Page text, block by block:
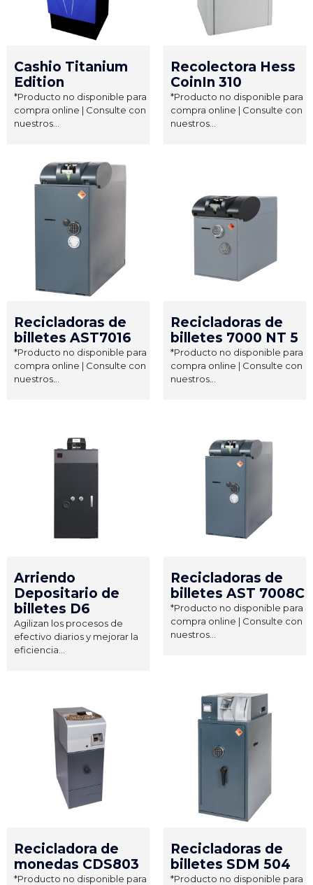
Cashio Titanium
Edition
*Producto no disponible para
compra online | Consulte con
nuestros...
Recolectora Hess
CoinIn 310
*Producto no disponible para
compra online | Consulte con
nuestros...
Recicladoras de
billetes AST7016
*Producto no disponible para
compra online | Consulte con
nuestros...
Recicladoras de
billetes 7000 NT 5
*Producto no disponible para
compra online | Consulte con
nuestros...
Arriendo
Depositario de
billetes D6
Agilizan los procesos de
efectivo diarios y mejorar la
eficiencia...
Recicladoras de
billetes AST 7008C
*Producto no disponible para
compra online | Consulte con
nuestros...
Recicladora de
monedas CDS803
*Producto no disponible para
Recicladoras de
billetes SDM 504
*Producto no disponible para